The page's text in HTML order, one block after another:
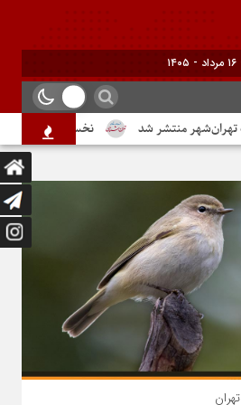
شد نخستین شماره از ماهنامه